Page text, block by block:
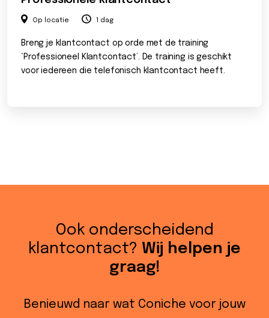
Op locatie 1 dag
Breng je klantcontact op orde met de training
‘Professioneel Klantcontact’. De training is geschikt
voor iedereen die telefonisch klantcontact heeft.
Ook onderscheidend
klantcontact? Wij helpen je
graag!
Benieuwd naar wat Coniche voor jouw